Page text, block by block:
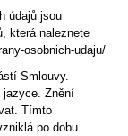
údajů jsou
která naleznete
osobnich-udaju/
Smlouvy.
jazyce. Znění
Tímto
po dobu